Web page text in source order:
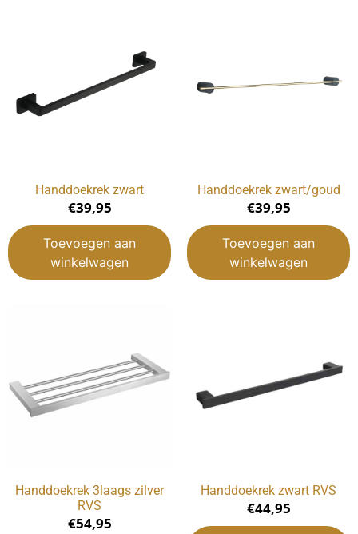
Handdoekrek zwart
€39,95
Toevoegen aan
winkelwagen
Handdoekrek zwart/goud
€39,95
Toevoegen aan
winkelwagen
Handdoekrek 3laags zilver
RVS
€54,95
Handdoekrek zwart RVS
€44,95